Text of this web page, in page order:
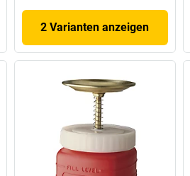
2 Varianten anzeigen